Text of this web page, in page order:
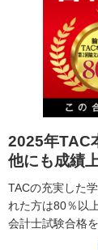
2025年TAC
他にも成績
TACの充実した
れた方は80％以
会計士試験合格